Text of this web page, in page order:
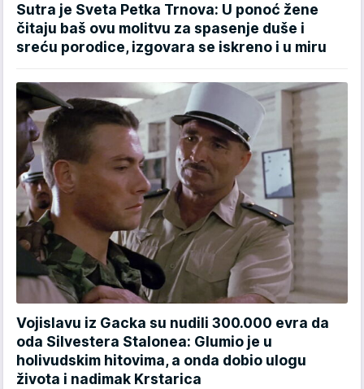
Sutra je Sveta Petka Trnova: U ponoć žene
čitaju baš ovu molitvu za spasenje duše i
sreću porodice, izgovara se iskreno i u miru
Vojislavu iz Gacka su nudili 300.000 evra da
oda Silvestera Stalonea: Glumio je u
holivudskim hitovima, a onda dobio ulogu
života i nadimak Krstarica